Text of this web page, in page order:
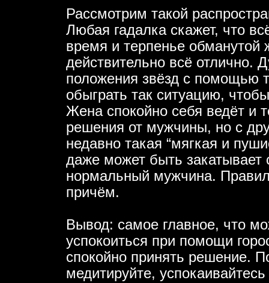
Рассмотрим такой
Любая гадалка скажет, что
время и терпенье
действительно всё отлично.
положения звёзд с помощью
обыграть так ситуацию,
Жена спокойно себя ведёт и
решения от мужчины, но с
недавно такая “мягкая и
даже может быть закатывает
нормальный мужчина.
причём.
Вывод: самое главное, что
успокоиться при помощи
спокойно принять решение.
медитируйте,